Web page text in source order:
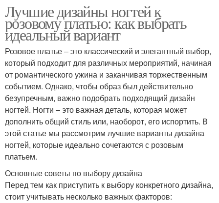
Лучшие дизайны ногтей к
розовому платью: как выбрать
идеальный вариант
Розовое платье – это классический и элегантный выбор,
который подходит для различных мероприятий, начиная
от романтического ужина и заканчивая торжественным
событием. Однако, чтобы образ был действительно
безупречным, важно подобрать подходящий дизайн
ногтей. Ногти – это важная деталь, которая может
дополнить общий стиль или, наоборот, его испортить. В
этой статье мы рассмотрим лучшие варианты дизайна
ногтей, которые идеально сочетаются с розовым
платьем.
Основные советы по выбору дизайна
Перед тем как приступить к выбору конкретного дизайна,
стоит учитывать несколько важных факторов: